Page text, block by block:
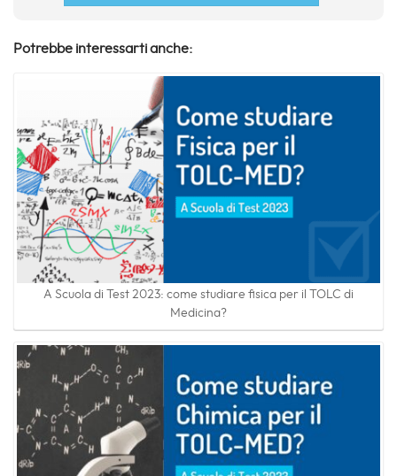
Potrebbe interessarti anche:
A Scuola di Test 2023: come studiare fisica per il TOLC di
Medicina?